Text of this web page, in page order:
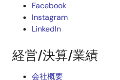
Facebook
Instagram
LinkedIn
経営/決算/業績
会社概要